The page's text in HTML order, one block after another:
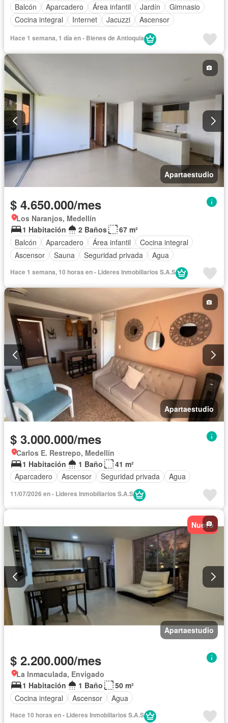
Balcón
Aparcadero Área infantil Jardín
Gimnasio
Cocina integral
Internet Jacuzzi
Ascensor
Sauna
Hace 1 semana, 1 día en - Bienes de Antioquia
Apartaestudio
$ 4.650.000/mes
Los Naranjos, Medellín
1 Habitación
2 Baños
67 m²
Balcón
Aparcadero Área infantil
Cocina integral
Ascensor
Sauna Seguridad privada Agua
Hace 1 semana, 10 horas en - Lideres Inmobiliarios S.A.S
Apartaestudio
$ 3.000.000/mes
Carlos E. Restrepo, Medellín
1 Habitación
1 Baño
41 m²
Aparcadero
Ascensor Seguridad privada Agua
11/07/2026 en - Lideres Inmobiliarios S.A.S
Nuevo
Apartaestudio
$ 2.200.000/mes
La Inmaculada, Envigado
1 Habitación
1 Baño
50 m²
Cocina integral
Ascensor Agua
Hace 10 horas en - Lideres Inmobiliarios S.A.S